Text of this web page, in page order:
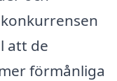
att de
förmånliga